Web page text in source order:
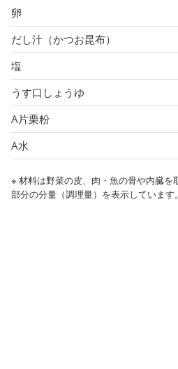
卵
だし汁（かつお昆布）
塩
うす口しょうゆ
A片栗粉
A水
※ 材料は野菜の皮、肉・魚の骨や内臓を
部分の分量（調理量）を表示しています。